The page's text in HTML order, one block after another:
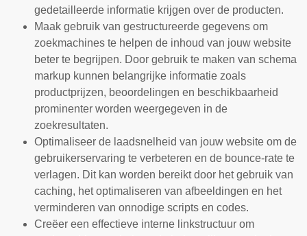
gedetailleerde informatie krijgen over de producten.
Maak gebruik van gestructureerde gegevens om
zoekmachines te helpen de inhoud van jouw website
beter te begrijpen. Door gebruik te maken van schema
markup kunnen belangrijke informatie zoals
productprijzen, beoordelingen en beschikbaarheid
prominenter worden weergegeven in de
zoekresultaten.
Optimaliseer de laadsnelheid van jouw website om de
gebruikerservaring te verbeteren en de bounce-rate te
verlagen. Dit kan worden bereikt door het gebruik van
caching, het optimaliseren van afbeeldingen en het
verminderen van onnodige scripts en codes.
Creëer een effectieve interne linkstructuur om